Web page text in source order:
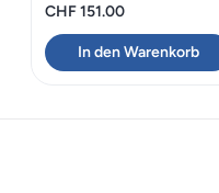
CHF151.00
In den Warenkorb